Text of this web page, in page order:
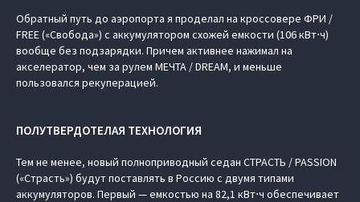
Обратный путь до аэропорта я проделал на кроссовере ФРИ /
FREE («Свобода») с аккумулятором схожей емкости (106 кВт⋅ч)
вообще без подзарядки. Причем активнее нажимал на
акселератор, чем за рулем МЕЧТА / DREAM, и меньше
пользовался рекуперацией.
ПОЛУТВЕРДОТЕЛАЯ ТЕХНОЛОГИЯ
Тем не менее, новый полноприводный седан СТРАСТЬ / PASSION
(«Страсть») будут поставлять в Россию с двумя типами
аккумуляторов. Первый — емкостью на 82,1 кВт⋅ч обеспечивает